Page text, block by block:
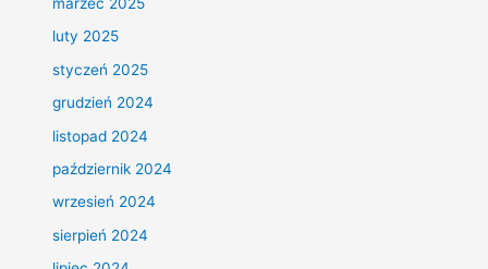
luty 2025
styczeń 2025
grudzień 2024
listopad 2024
październik 2024
wrzesień 2024
sierpień 2024